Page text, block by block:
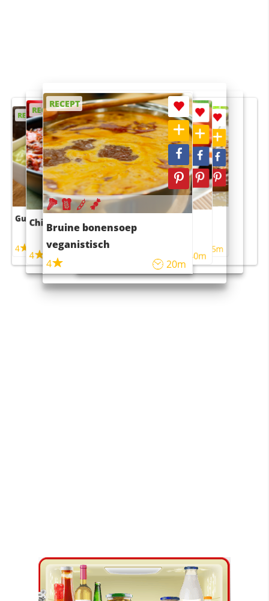
RECEPT
Guacamole
4
RECEPT
Chili con carne
4 45m
RECEPT
Bruine bonensoep
veganistisch
4
20m
RECEPT
Sushi rijstsalade
maaltijdsalade
40m
RECEPT
4 55m